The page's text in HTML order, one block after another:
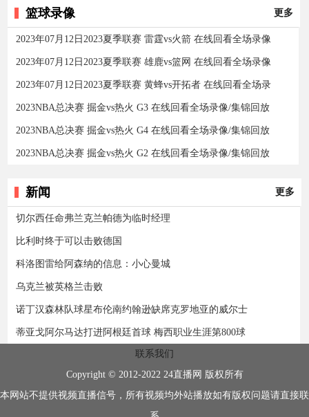
篮球录像 更多
2023年07月12日2023夏季联赛 雷霆vs火箭 在线回看全场录像
2023年07月12日2023夏季联赛 雄鹿vs篮网 在线回看全场录像
2023年07月12日2023夏季联赛 黄蜂vs开拓者 在线回看全场录
2023NBA总决赛 掘金vs热火 G3 在线回看全场录像/集锦回放
2023NBA总决赛 掘金vs热火 G4 在线回看全场录像/集锦回放
2023NBA总决赛 掘金vs热火 G2 在线回看全场录像/集锦回放
新闻 更多
切尔西任命弗兰克兰帕德为临时经理
比利时终于可以击败德国
科洛图雷给阿森纳的信息：小心曼城
乌克兰被英格兰击败
诺丁汉森林队球星布伦南约翰逊缺席克罗地亚的威尔士
蒂亚戈阿尔马达打进阿根廷首球 梅西职业生涯第800球
联系我们
Copyright © 2012-2022 24直播网 版权所有
本网站不提供视频直播信号，所有视频均外站播放如有版权问题请直接联